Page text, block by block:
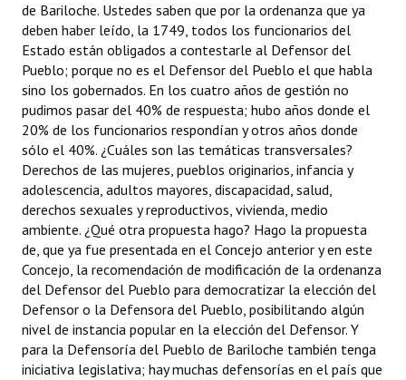
de Bariloche. Ustedes saben que por la ordenanza que ya
deben haber leído, la 1749, todos los funcionarios del
Estado están obligados a contestarle al Defensor del
Pueblo; porque no es el Defensor del Pueblo el que habla
sino los gobernados. En los cuatro años de gestión no
pudimos pasar del 40% de respuesta; hubo años donde el
20% de los funcionarios respondían y otros años donde
sólo el 40%. ¿Cuáles son las temáticas transversales?
Derechos de las mujeres, pueblos originarios, infancia y
adolescencia, adultos mayores, discapacidad, salud,
derechos sexuales y reproductivos, vivienda, medio
ambiente. ¿Qué otra propuesta hago? Hago la propuesta
de, que ya fue presentada en el Concejo anterior y en este
Concejo, la recomendación de modificación de la ordenanza
del Defensor del Pueblo para democratizar la elección del
Defensor o la Defensora del Pueblo, posibilitando algún
nivel de instancia popular en la elección del Defensor. Y
para la Defensoría del Pueblo de Bariloche también tenga
iniciativa legislativa; hay muchas defensorías en el país que